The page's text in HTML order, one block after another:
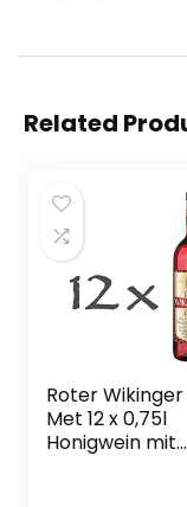
Related
Roter Wikinger
Met 12 x 0,75l
Honigwein mit